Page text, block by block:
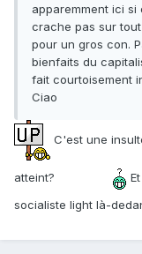
apparemment ici
crache pas sur
pour un gros con.
bienfaits du
fait courtoisement
Ciao
C'est une
atteint?
socialiste light là-